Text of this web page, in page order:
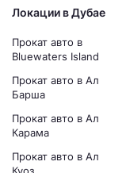
Локации в Дубае
Прокат авто в
Bluewaters Island
Прокат авто в Ал
Барша
Прокат авто в Ал
Карама
Прокат авто в Ал
Куоз